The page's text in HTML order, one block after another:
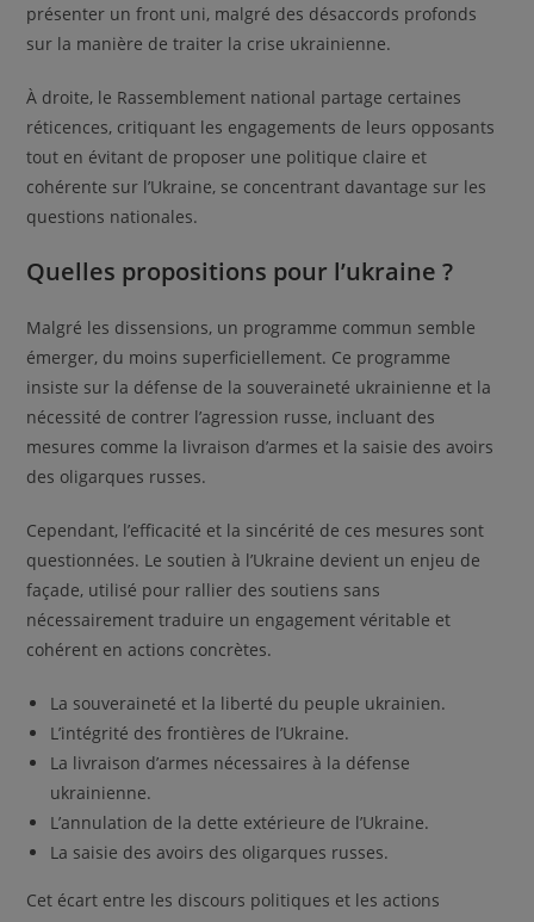
présenter un front uni, malgré des désaccords profonds
sur la manière de traiter la crise ukrainienne.
À droite, le Rassemblement national partage certaines
réticences, critiquant les engagements de leurs opposants
tout en évitant de proposer une politique claire et
cohérente sur l’Ukraine, se concentrant davantage sur les
questions nationales.
Quelles propositions pour l’ukraine ?
Malgré les dissensions, un programme commun semble
émerger, du moins superficiellement. Ce programme
insiste sur la défense de la souveraineté ukrainienne et la
nécessité de contrer l’agression russe, incluant des
mesures comme la livraison d’armes et la saisie des avoirs
des oligarques russes.
Cependant, l’efficacité et la sincérité de ces mesures sont
questionnées. Le soutien à l’Ukraine devient un enjeu de
façade, utilisé pour rallier des soutiens sans
nécessairement traduire un engagement véritable et
cohérent en actions concrètes.
La souveraineté et la liberté du peuple ukrainien.
L’intégrité des frontières de l’Ukraine.
La livraison d’armes nécessaires à la défense
ukrainienne.
L’annulation de la dette extérieure de l’Ukraine.
La saisie des avoirs des oligarques russes.
Cet écart entre les discours politiques et les actions